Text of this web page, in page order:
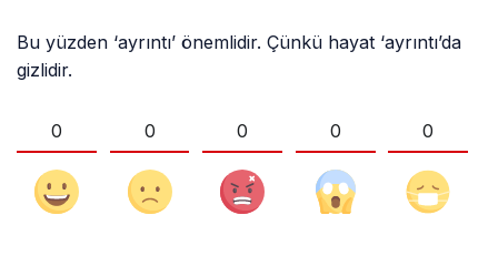
Bu yüzden ‘ayrıntı’ önemlidir. Çünkü hayat ‘ayrıntı’da
gizlidir.
0 0 0 0 0